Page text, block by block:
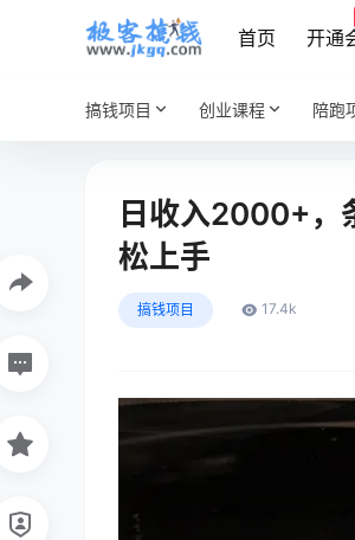
首页 开通
搞钱项目 创业课程 陪跑
日收入2000+，
松上手
搞钱项目 17.4k